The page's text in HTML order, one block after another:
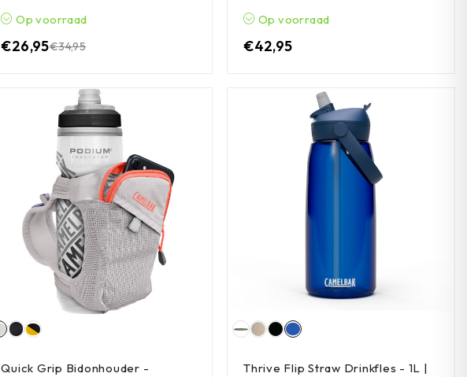
Op voorraad
€34,95
€26,95
Op voorraad
€42,95
Quick Grip Bidonhouder -
Thrive Flip Straw Drinkfles - 1L |